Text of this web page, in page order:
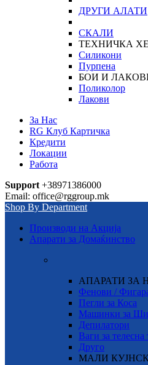
ДРУГИ АЛАТИ
СКАЛИ
ТЕХНИЧКА
Силикони
Пурпена
БОИ И
Поликолор
Лакови
За Нас
RG Клуб Картичка
Кредити
Локации
Работа
Support +38971386000
Email: office@rggroup.mk
Shop By Department
Производи на Акција
Апарати за Домаќинство
АПАРАТИ ЗА
Фенови /
Пегли за Коса
Машинки за
Депилатори
Ваги за
Друго
МАЛИ